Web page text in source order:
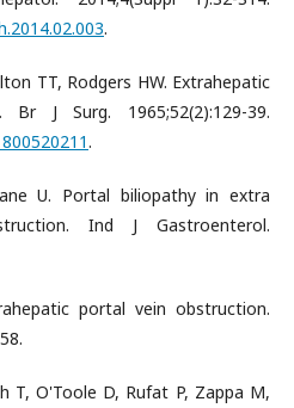
.
TT, Rodgers HW. Extrahepatic
Br J Surg. 1965;52(2):129-39.
.
U. Portal biliopathy in extra
Ind J Gastroenterol.
portal vein obstruction.
T, O'Toole D, Rufat P, Zappa M,